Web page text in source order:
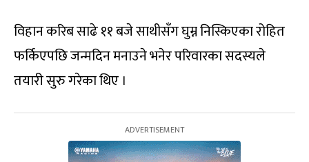
विहान करिब साढे ११ बजे साथीसँग घुम्न निस्किएका रोहित
फर्किएपछि जन्मदिन मनाउने भनेर परिवारका सदस्यले
तयारी सुरु गरेका थिए ।